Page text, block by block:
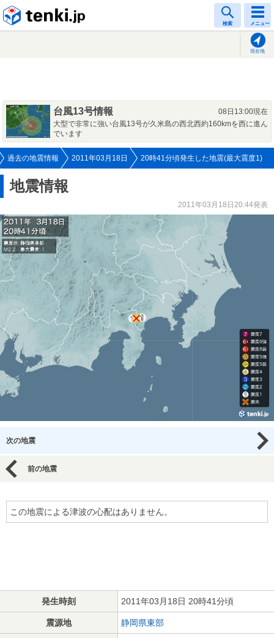
検索 メニュー
現在地
台風13号情報
08日13:00現在
大型で非常に強い台風13号が久米島の西北西約160kmを西に進ん
でいます
過去の地震情報 2011年03月18日 20時41分頃発生した地震(最大震度1)
地震情報
2011年03月18日20:44発表
次の地震
前の地震
この地震による津波の心配はありません。
発生時刻 2011年03月18日 20時41分頃
震源地 静岡県東部